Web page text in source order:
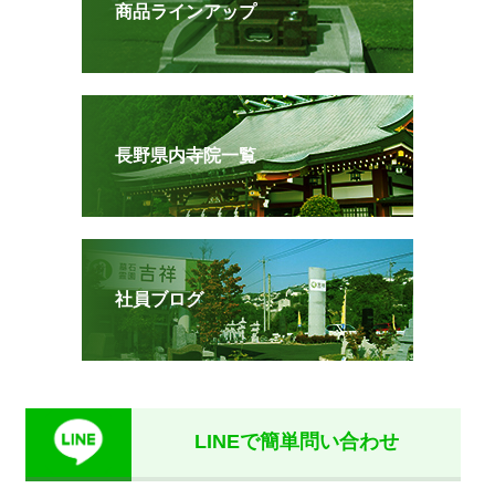
商品ラインアップ
長野県内寺院一覧
社員ブログ
LINEで簡単問い合わせ